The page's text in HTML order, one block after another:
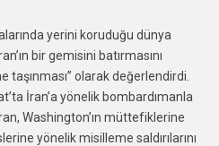
yerini koruduğu dünya
bir gemisini batırmasını
taşınması” olarak değerlendirdi.
İran’a yönelik bombardımanla
Washington’ın müttefiklerine
yönelik misilleme saldırılarını